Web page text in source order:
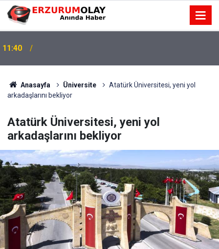
11:37
Anasayfa Üniversite
Atatürk Üniversitesi, yeni yol
arkadaşlarını bekliyor
Atatürk Üniversitesi, yeni yol
arkadaşlarını bekliyor